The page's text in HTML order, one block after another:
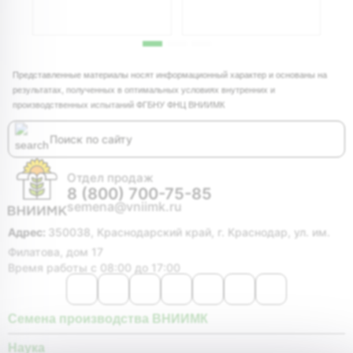
Представленные материалы носят информационный характер и основаны на
результатах, полученных в оптимальных условиях внутренних и
производственных испытаний ФГБНУ ФНЦ ВНИИМК
Отдел продаж
8 (800) 700-75-85
semena@vniimk.ru
Адрес: 350038, Краснодарский край, г. Краснодар, ул. им.
Филатова, дом 17
Время работы с 08:00 до 17:00
Семена производства ВНИИМК
Наука